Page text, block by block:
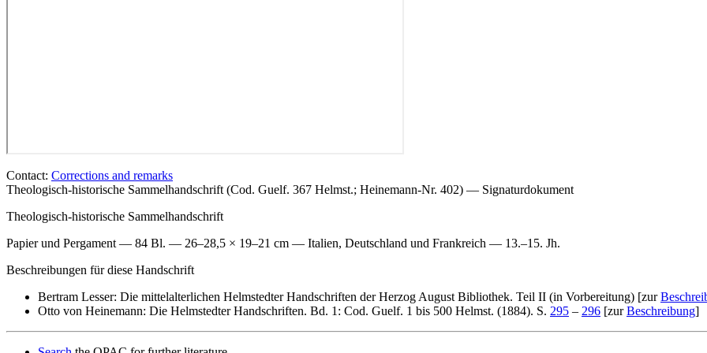
Contact: Corrections and remarks
Theologisch-historische Sammelhandschrift (Cod. Guelf. 367 Helmst.; Heinemann-Nr. 402) — Signaturdokument
Theologisch-historische Sammelhandschrift
Papier und Pergament — 84 Bl. — 26–28,5 × 19–21 cm — Italien, Deutschland und Frankreich — 13.–15. Jh.
Beschreibungen für diese Handschrift
Bertram Lesser: Die mittelalterlichen Helmstedter Handschriften der Herzog August Bibliothek. Teil II (in Vorbereitung) [zur
Otto von Heinemann: Die Helmstedter Handschriften. Bd. 1: Cod. Guelf. 1 bis 500 Helmst. (1884). S. 295 – 296 [zurBeschreibung]